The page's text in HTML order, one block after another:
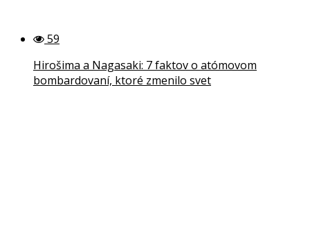
59
Hirošima a Nagasaki: 7 faktov o atómovom
bombardovaní, ktoré zmenilo svet